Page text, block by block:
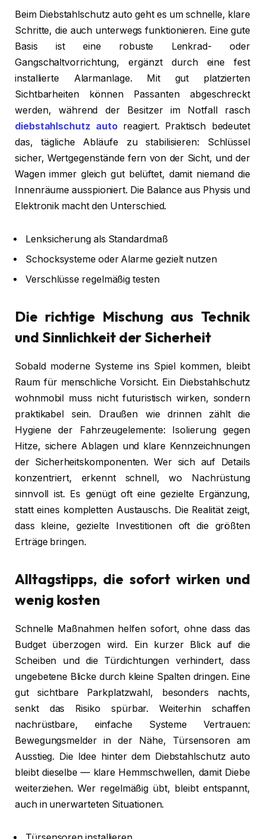
Beim Diebstahlschutz auto geht es um schnelle, klare
Schritte, die auch unterwegs funktionieren. Eine gute
Basis ist eine robuste Lenkrad- oder
Gangschaltvorrichtung, ergänzt durch eine fest
installierte Alarmanlage. Mit gut platzierten
Sichtbarheiten können Passanten abgeschreckt
werden, während der Besitzer im Notfall rasch
diebstahlschutz autoreagiert. Praktisch bedeutet
das, tägliche Abläufe zu stabilisieren: Schlüssel
sicher, Wertgegenstände fern von der Sicht, und der
Wagen immer gleich gut belüftet, damit niemand die
Innenräume ausspioniert. Die Balance aus Physis und
Elektronik macht den Unterschied.
Lenksicherung als Standardmaß
Schocksysteme oder Alarme gezielt nutzen
Verschlüsse regelmäßig testen
Die richtige Mischung aus Technik
und Sinnlichkeit der Sicherheit
Sobald moderne Systeme ins Spiel kommen, bleibt
Raum für menschliche Vorsicht. Ein Diebstahlschutz
wohnmobil muss nicht futuristisch wirken, sondern
praktikabel sein. Draußen wie drinnen zählt die
Hygiene der Fahrzeugelemente: Isolierung gegen
Hitze, sichere Ablagen und klare Kennzeichnungen
der Sicherheitskomponenten. Wer sich auf Details
konzentriert, erkennt schnell, wo Nachrüstung
sinnvoll ist. Es genügt oft eine gezielte Ergänzung,
statt eines kompletten Austauschs. Die Realität zeigt,
dass kleine, gezielte Investitionen oft die größten
Erträge bringen.
Alltagstipps, die sofort wirken und
wenig kosten
Schnelle Maßnahmen helfen sofort, ohne dass das
Budget überzogen wird. Ein kurzer Blick auf die
Scheiben und die Türdichtungen verhindert, dass
ungebetene Blicke durch kleine Spalten dringen. Eine
gut sichtbare Parkplatzwahl, besonders nachts,
senkt das Risiko spürbar. Weiterhin schaffen
nachrüstbare, einfache Systeme Vertrauen:
Bewegungsmelder in der Nähe, Türsensoren am
Ausstieg. Die Idee hinter dem Diebstahlschutz auto
bleibt dieselbe — klare Hemmschwellen, damit Diebe
weiterziehen. Wer regelmäßig übt, bleibt entspannt,
auch in unerwarteten Situationen.